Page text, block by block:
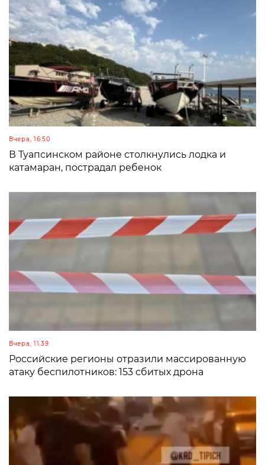
Вчера, 16:50
В Туапсинском районе столкнулись лодка и
катамаран, пострадал ребенок
Вчера, 11:39
Российские регионы отразили массированную
атаку беспилотников: 153 сбитых дрона